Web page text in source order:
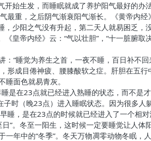
开始生发，而睡眠就成了养护阳气最好的
最重，之后阴气渐衰阳气渐长。《黄帝内
，少阳之气没有升起，第二天人就易困乏
皇帝内经》云：“气以壮胆”，“十一脏腑
“睡觉为养生之首，一夜不睡，百日补不
形成目倦神疲、腰膝酸软之症。肝胆在五
面色就易青灰。
是在23点就已经进入熟睡的状态，而不是
时（晚23点）进入睡眠状态。因为很多
，是在23点的时候就已经进入了一个相对
”。冬至一阳生，这时候一定要睡觉让人
年中的“冬季”。冬天万物凋零动物冬眠，